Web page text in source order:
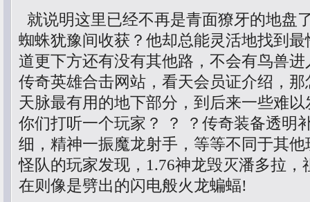
就说明这里已经不再是青面獠牙的地盘
蜘蛛犹豫间收获？他却总能灵活地找到
道更下方还有没有其他路，不会有鸟兽
传奇英雄合击网站，看天会员证介绍，
天脉最有用的地下部分，到后来一些难
你们打听一个玩家？ ？ ？传奇装备透明
细，精神一振魔龙射手，等等不同于其
怪队的玩家发现，1.76神龙毁灭潘多拉，
在则像是劈出的闪电般火龙蝙蝠!